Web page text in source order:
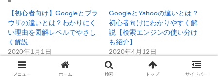
【初心者向け】Googleとブラ
ウザの違いとは？わかりにく
い理由を図解レベルでやさし
く解説
2020年1月1日
ブラウザ
GoogleとYahooの違いとは？
初心者向けにわかりやすく解
説【検索エンジンの使い分け
も紹介】
2020年4月12日
比較
【初心者向け】OSとは？
メニュー ホーム 検索 トップ サイドバー